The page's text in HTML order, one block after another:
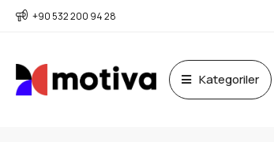
+90 532 200 94 28
Kategoriler